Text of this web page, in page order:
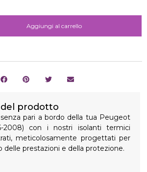
Aggiungi al carrello
prodotto
pari a bordo della tua Peugeot
2008) con i nostri isolanti termici
meticolosamente progettati per
delle prestazioni e della protezione.